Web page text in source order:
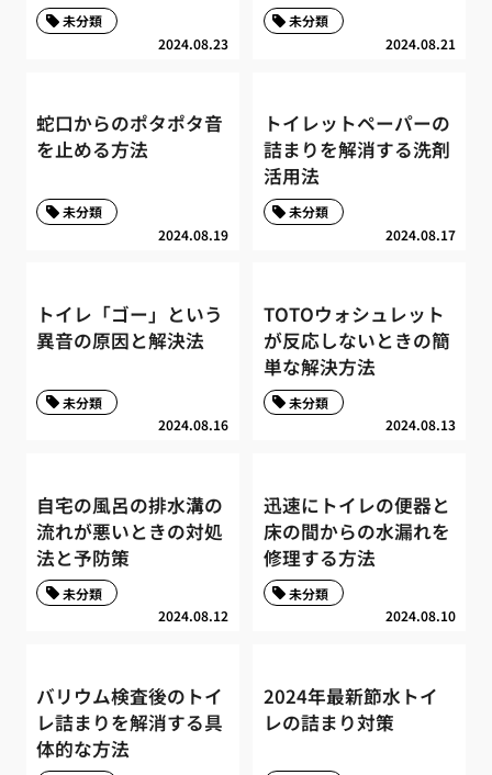
2024.08.23
未分類
2024.08.21
未分類
蛇口からのポタポタ音
を止める方法
2024.08.19
未分類
トイレットペーパーの
詰まりを解消する洗剤
活用法
2024.08.17
未分類
トイレ「ゴー」という
異音の原因と解決法
2024.08.16
未分類
TOTOウォシュレット
が反応しないときの簡
単な解決方法
2024.08.13
未分類
自宅の風呂の排水溝の
流れが悪いときの対処
法と予防策
2024.08.12
未分類
迅速にトイレの便器と
床の間からの水漏れを
修理する方法
2024.08.10
未分類
バリウム検査後のトイ
レ詰まりを解消する具
体的な方法
2024年最新節水トイ
レの詰まり対策